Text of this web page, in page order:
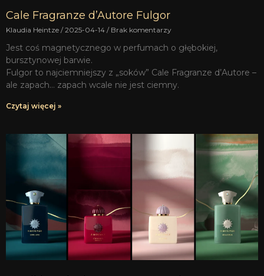
Cale Fragranze d’Autore Fulgor
Klaudia Heintze 2025-04-14 Brak komentarzy
Jest coś magnetycznego w perfumach o głębokiej,
bursztynowej barwie.
Fulgor to najciemniejszy z „soków” Cale Fragranze d’Autore –
ale zapach… zapach wcale nie jest ciemny.
Czytaj więcej »